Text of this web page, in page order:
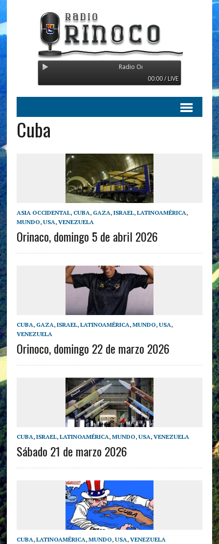
Radio Orinoco - Transmitiendo desde
00:00 / LIVE
Cuba
ASIA OCCIDENTAL, CUBA, GAZA, ISRAEL, LATINOAMÉRICA,
MUNDO, USA, VENEZUELA
Orinaco, domingo 5 de abril 2026
CUBA, GAZA, ISRAEL, LATINOAMÉRICA, MUNDO, USA,
VENEZUELA
Orinoco, domingo 22 de marzo 2026
CUBA, ISRAEL, LATINOAMÉRICA, MUNDO, USA, VENEZUELA
Sábado 21 de marzo 2026
CUBA, LATINOAMÉRICA, MUNDO, USA, VENEZUELA